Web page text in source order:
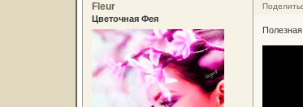
Fleur
Цветочная Фея